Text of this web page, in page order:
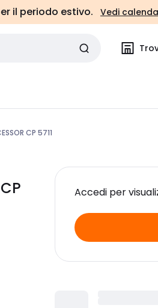
il periodo estivo. Vedi
CP 5711
Accedi per